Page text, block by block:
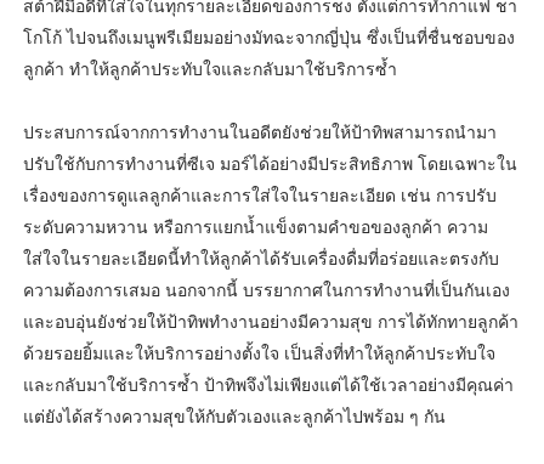
สต้าฝีมือดีที่ใส่ใจในทุกรายละเอียดของการชง ตั้งแต่การทำกาแฟ ชา
โกโก้ ไปจนถึงเมนูพรีเมียมอย่างมัทฉะจากญี่ปุ่น ซึ่งเป็นที่ชื่นชอบของ
ลูกค้า ทำให้ลูกค้าประทับใจและกลับมาใช้บริการซ้ำ
ประสบการณ์จากการทำงานในอดีตยังช่วยให้ป้าทิพสามารถนำมา
ปรับใช้กับการทำงานที่ซีเจ มอร์ได้อย่างมีประสิทธิภาพ โดยเฉพาะใน
เรื่องของการดูแลลูกค้าและการใส่ใจในรายละเอียด เช่น การปรับ
ระดับความหวาน หรือการแยกน้ำแข็งตามคำขอของลูกค้า ความ
ใส่ใจในรายละเอียดนี้ทำให้ลูกค้าได้รับเครื่องดื่มที่อร่อยและตรงกับ
ความต้องการเสมอ นอกจากนี้ บรรยากาศในการทำงานที่เป็นกันเอง
และอบอุ่นยังช่วยให้ป้าทิพทำงานอย่างมีความสุข การได้ทักทายลูกค้า
ด้วยรอยยิ้มและให้บริการอย่างตั้งใจ เป็นสิ่งที่ทำให้ลูกค้าประทับใจ
และกลับมาใช้บริการซ้ำ ป้าทิพจึงไม่เพียงแต่ได้ใช้เวลาอย่างมีคุณค่า
แต่ยังได้สร้างความสุขให้กับตัวเองและลูกค้าไปพร้อม ๆ กัน